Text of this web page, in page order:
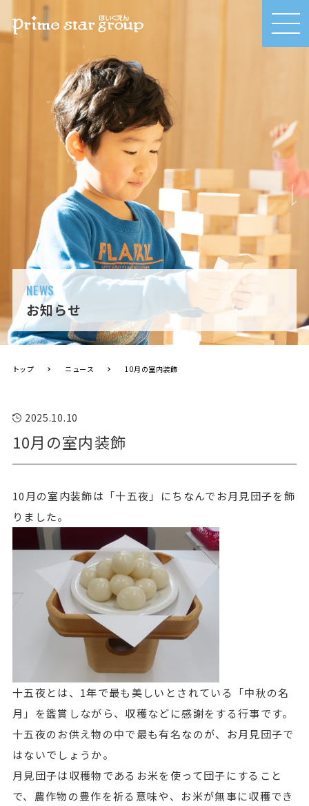
MEN
U
NEWS
お知らせ
トップ ニュース 10月の室内装飾
2025.10.10
10月の室内装飾
10月の室内装飾は「十五夜」にちなんでお月見団子を飾
りました。
十五夜とは、1年で最も美しいとされている「中秋の名
月」を鑑賞しながら、収穫などに感謝をする行事です。
十五夜のお供え物の中で最も有名なのが、お月見団子で
はないでしょうか。
月見団子は収穫物であるお米を使って団子にすること
で、農作物の豊作を祈る意味や、お米が無事に収穫でき